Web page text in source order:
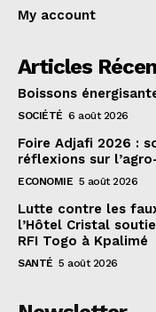
My account
Articles
Boissons
SOCIÉTÉ 6 août 2026
Foire Adjafi 2026 :
réflexions sur
ECONOMIE 5 août 2026
Lutte contre les
l’Hôtel Cristal
RFI Togo à Kpalimé
SANTÉ 5 août 2026